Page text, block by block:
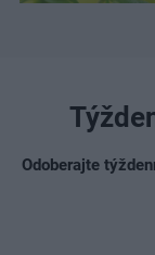
Odoberajte